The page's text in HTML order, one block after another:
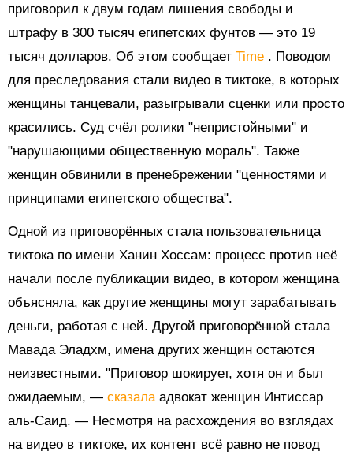
приговорил к двум годам лишения свободы и
штрафу в 300 тысяч египетских фунтов — это 19
тысяч долларов. Об этом сообщает Time . Поводом
для преследования стали видео в тиктоке, в которых
женщины танцевали, разыгрывали сценки или просто
красились. Суд счёл ролики "непристойными" и
"нарушающими общественную мораль". Также
женщин обвинили в пренебрежении "ценностями и
принципами египетского общества".
Одной из приговорённых стала пользовательница
тиктока по имени Ханин Хоссам: процесс против неё
начали после публикации видео, в котором женщина
объясняла, как другие женщины могут зарабатывать
деньги, работая с ней. Другой приговорённой стала
Мавада Эладхм, имена других женщин остаются
неизвестными. "Приговор шокирует, хотя он и был
ожидаемым, — сказала адвокат женщин Интиссар
аль-Саид. — Несмотря на расхождения во взглядах
на видео в тиктоке, их контент всё равно не повод